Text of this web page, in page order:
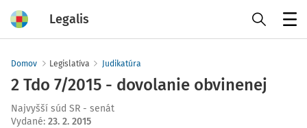
Legalis
Domov Legislatíva Judikatúra
2 Tdo 7/2015 - dovolanie obvinenej
Najvyšší súd SR - senát
Vydané: 23. 2. 2015